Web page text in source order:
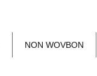
NON WOVBON